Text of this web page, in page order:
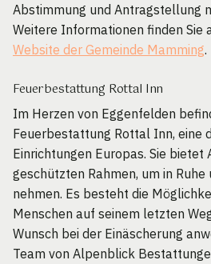
Abstimmung und Antragstellung
Weitere Informationen finden Sie
Website der Gemeinde Mamming.
Feuerbestattung Rottal Inn
Im Herzen von Eggenfelden
Feuerbestattung Rottal Inn, eine
Einrichtungen Europas. Sie bietet
geschützten Rahmen, um in Ruhe
nehmen. Es besteht die
Menschen auf seinem letzten
Wunsch bei der Einäscherung
Team von Alpenblick